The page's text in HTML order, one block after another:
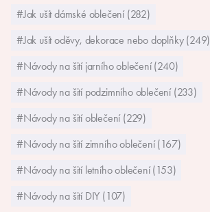
#Jak ušít dámské oblečení (282)
#Jak ušít oděvy, dekorace nebo doplňky (249)
#Návody na šití jarního oblečení (240)
#Návody na šití podzimního oblečení (233)
#Návody na šití oblečení (229)
#Návody na šití zimního oblečení (167)
#Návody na šití letního oblečení (153)
#Návody na šití DIY (107)